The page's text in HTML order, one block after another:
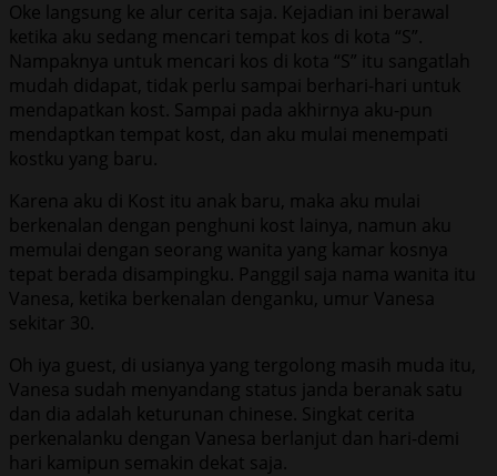
Oke langsung ke alur cerita saja. Kejadian ini berawal
ketika aku sedang mencari tempat kos di kota “S”.
Nampaknya untuk mencari kos di kota “S” itu sangatlah
mudah didapat, tidak perlu sampai berhari-hari untuk
mendapatkan kost. Sampai pada akhirnya aku-pun
mendaptkan tempat kost, dan aku mulai menempati
kostku yang baru.
Karena aku di Kost itu anak baru, maka aku mulai
berkenalan dengan penghuni kost lainya, namun aku
memulai dengan seorang wanita yang kamar kosnya
tepat berada disampingku. Panggil saja nama wanita itu
Vanesa, ketika berkenalan denganku, umur Vanesa
sekitar 30.
Oh iya guest, di usianya yang tergolong masih muda itu,
Vanesa sudah menyandang status janda beranak satu
dan dia adalah keturunan chinese. Singkat cerita
perkenalanku dengan Vanesa berlanjut dan hari-demi
hari kamipun semakin dekat saja.